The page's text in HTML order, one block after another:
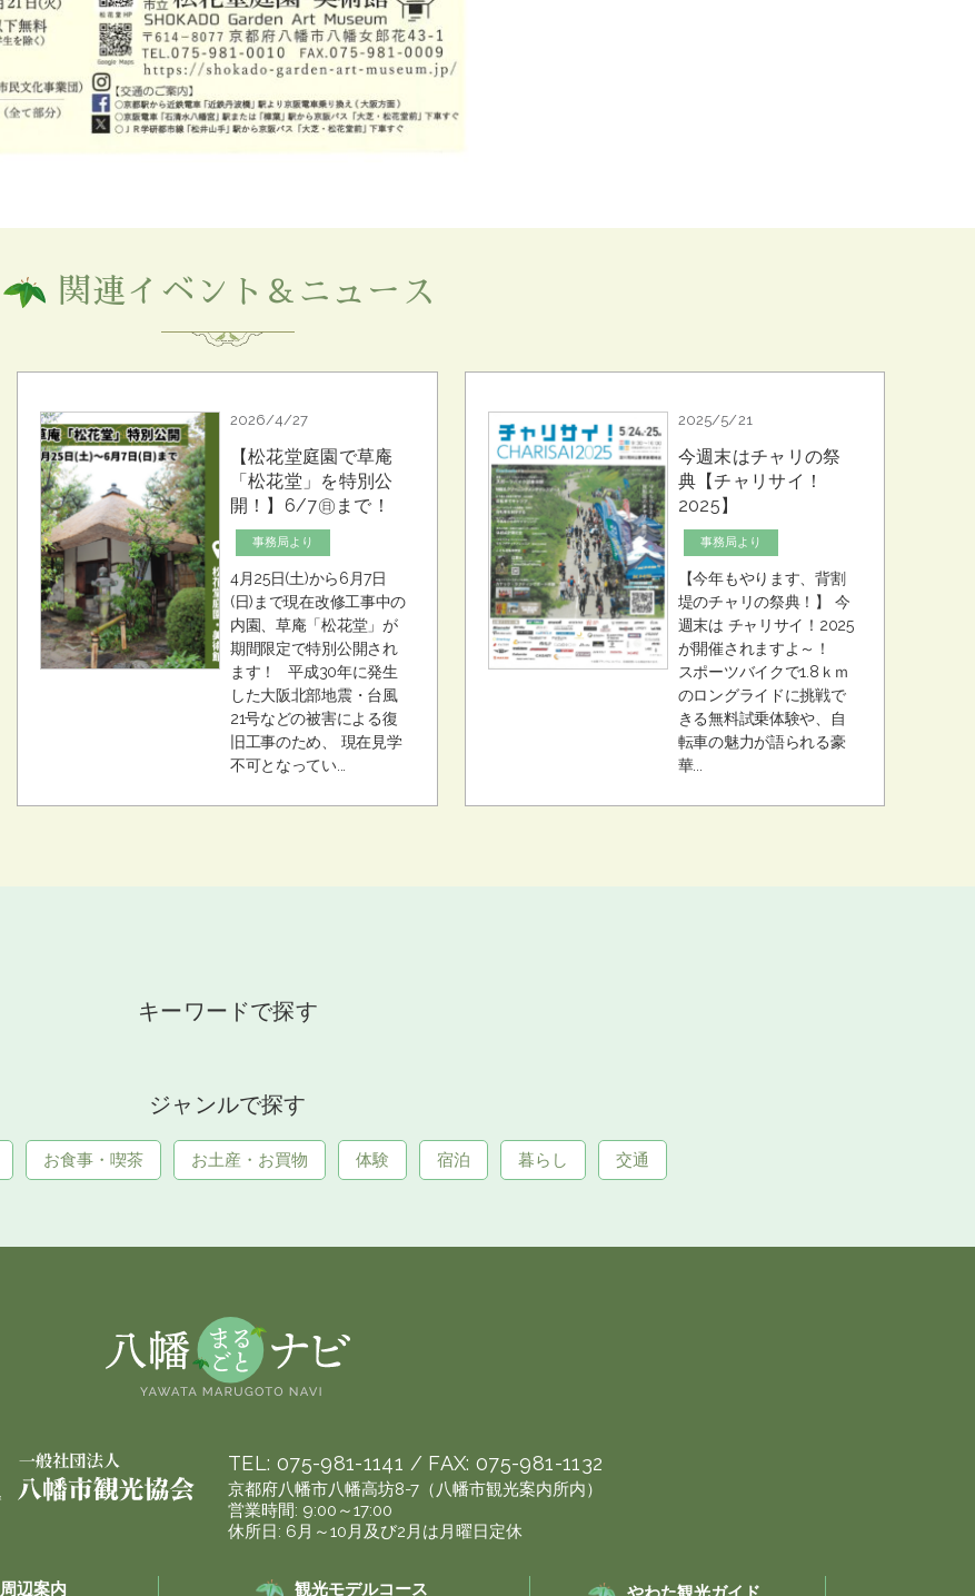
関連イベント＆ニュース
2026/4/27
【松花堂庭園で草庵
「松花堂」を特別公
開！】6/7㊐まで！
事務局より
4月25日(土)から6月7日
(日)まで現在改修工事中の
内園、草庵「松花堂」が
期間限定で特別公開され
ます！ 平成30年に発生
した大阪北部地震・台風
21号などの被害による復
旧工事のため、 現在見学
不可となってい...
2025/5/21
今週末はチャリの祭
典【チャリサイ！
2025】
事務局より
【今年もやります、背割
堤のチャリの祭典！】 今
週末は チャリサイ！2025
が開催されますよ～！
スポーツバイクで1.8ｋｍ
のロングライドに挑戦で
きる無料試乗体験や、自
転車の魅力が語られる豪
華...
キーワードで探す
ジャンルで探す
お食事・喫茶 お土産・お買物 体験 宿泊 暮らし 交通
TEL: 075-981-1141 / FAX:075-981-1132
京都府八幡市八幡高坊8-7（八幡市観光案内所内）
営業時間: 9:00～17:00
休所日: 6月～10月及び2月は月曜日定休
周辺案内 観光モデルコース